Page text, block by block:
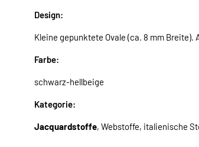
Design:
Kleine gepunktete Ovale (ca. 8 mm
Farbe:
schwarz-hellbeige
Kategorie:
Jacquardstoffe, Webstoffe, italienische